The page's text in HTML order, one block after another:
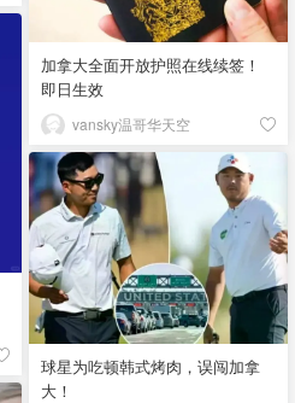
加拿大全面开放护照在线续签！
即日生效
vansky温哥华天空
球星为吃顿韩式烤肉，误闯加拿
大！